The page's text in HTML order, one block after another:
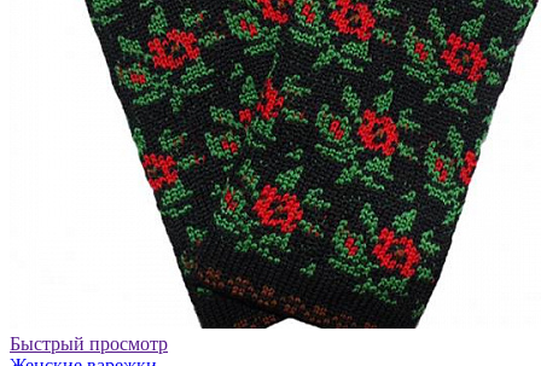
Быстрый просмотр